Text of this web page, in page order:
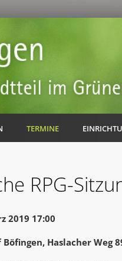
TERMINE
RPG-
2019 17:00
Haslacher Weg